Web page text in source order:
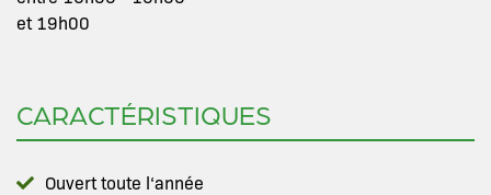
et 19h00
CARACTÉRISTIQUES
Ouvert toute l‘année